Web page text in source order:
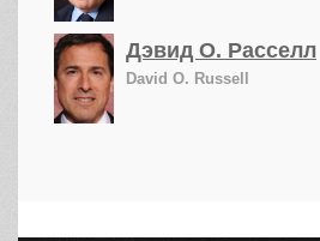
Дэвид О. Расселл
David O. Russell